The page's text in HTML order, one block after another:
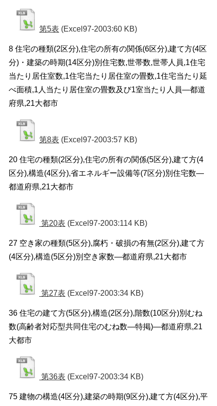
第5表 (Excel97-2003:60 KB)
8 住宅の種類(2区分),住宅の所有の関係(6区分),建て方(4区
分)・建築の時期(14区分)別住宅数,世帯数,世帯人員,1住宅
当たり居住室数,1住宅当たり居住室の畳数,1住宅当たり延
べ面積,1人当たり居住室の畳数及び1室当たり人員―都道
府県,21大都市
第8表 (Excel97-2003:57 KB)
20 住宅の種類(2区分),住宅の所有の関係(5区分),建て方(4
区分),構造(4区分),省エネルギー設備等(7区分)別住宅数―
都道府県,21大都市
第20表 (Excel97-2003:114 KB)
27 空き家の種類(5区分),腐朽・破損の有無(2区分),建て方
(4区分),構造(5区分)別空き家数―都道府県,21大都市
第27表 (Excel97-2003:34 KB)
36 住宅の建て方(5区分),構造(2区分),階数(10区分)別むね
数(高齢者対応型共同住宅のむね数―特掲)―都道府県,21
大都市
第36表 (Excel97-2003:34 KB)
75 建物の構造(4区分),建築の時期(9区分),建て方(4区分),平